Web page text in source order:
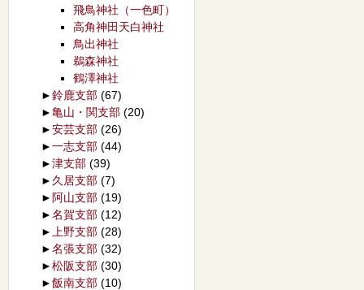
飛鳥神社（一色町）
高角神田天白神社
鳥出神社
鵜森神社
鶴澤神社
►鈴鹿支部 (67)
►亀山・関支部 (20)
►安芸支部 (26)
►一志支部 (44)
►津支部 (39)
► 久居支部 (7)
► 阿山支部 (19)
►名賀支部 (12)
►
上野支部 (28)
►名張支部 (32)
►松阪支部 (30)
►飯南支部 (10)